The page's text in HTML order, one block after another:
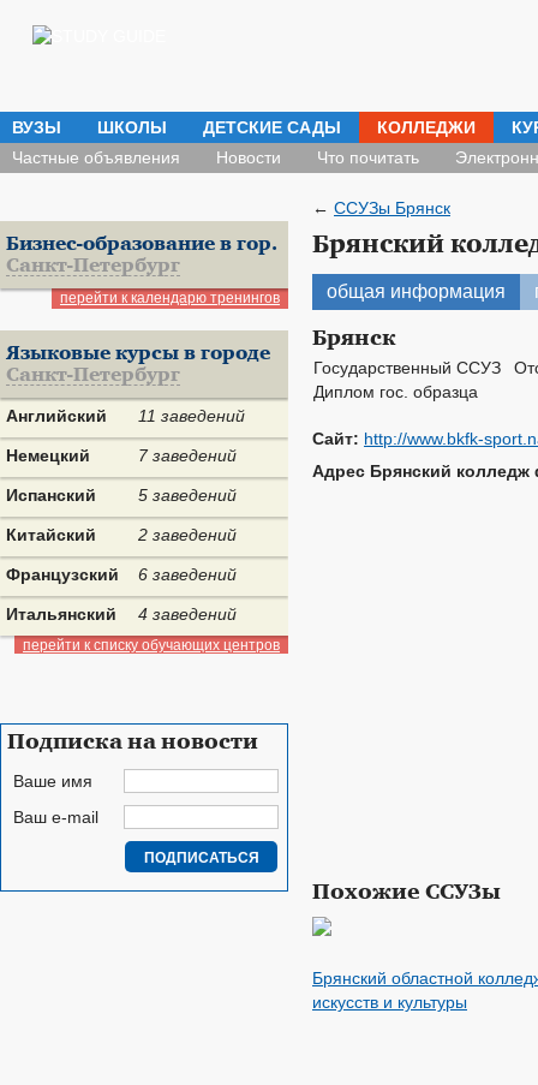
ВУЗЫ ШКОЛЫ ДЕТСКИЕ САДЫ КОЛЛЕДЖИ
Частные объявления
Новости Что почитать
← ССУЗы Брянск
Брянский
общая информация
Брянск
Государственный ССУЗ
Диплом гос. образца
Сайт: http://www.bkfk-
Адрес Брянский колледж
Похожие ССУЗы
Брянский областной
искусств и культуры
Бизнес-образование в гор.
Санкт-Петербург
перейти к календарю тренингов
Языковые курсы в городе
Санкт-Петербург
Английский 11 заведений
Немецкий 7 заведений
Испанский 5 заведений
Китайский 2 заведений
Французский 6 заведений
Итальянский 4 заведений
перейти к списку обучающих центров
Подписка на новости
Ваше имя
Ваш e-mail